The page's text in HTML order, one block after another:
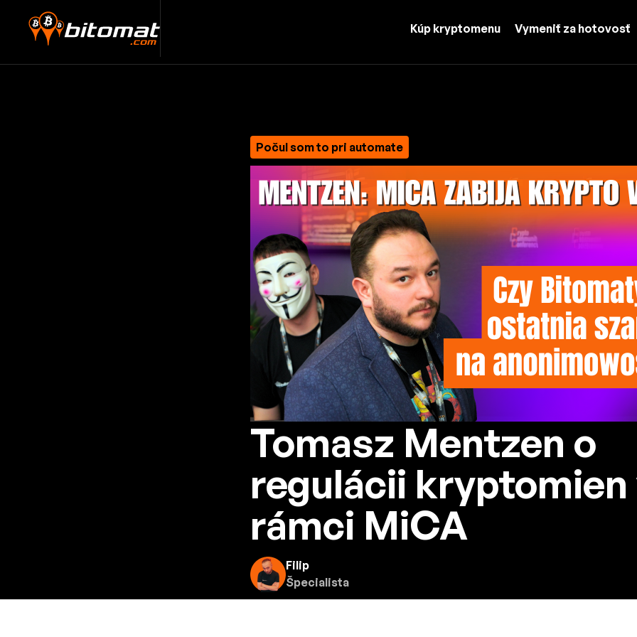
Kúp kryptomenu Vymeniť za hotovosť
Počul som to pri automate
Tomasz Mentzen o
regulácii kryptomien
rámci MiCA
Filip
Špecialista